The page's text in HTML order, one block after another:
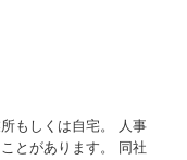
もしくは自宅。 人事
とがあります。 同社